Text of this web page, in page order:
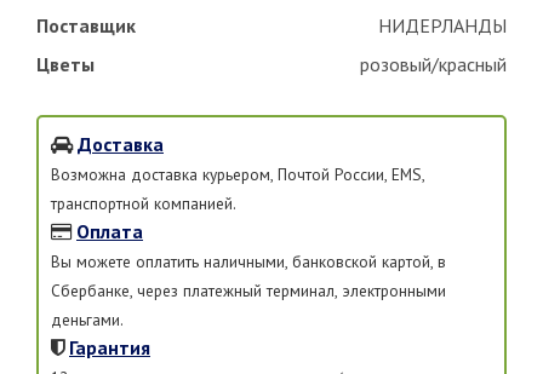
Поставщик
НИДЕРЛАНДЫ
Цветы
розовый/красный
Доставка
Возможна доставка курьером, Почтой России, EMS,
транспортной компанией.
Оплата
Вы можете оплатить наличными, банковской картой, в
Сбербанке, через платежный терминал, электронными
деньгами.
Гарантия